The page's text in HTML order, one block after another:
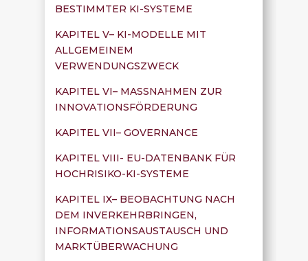
BESTIMMTER KI-SYSTEME
KAPITEL V– KI-MODELLE MIT
ALLGEMEINEM
VERWENDUNGSZWECK
KAPITEL VI– MASSNAHMEN ZUR
INNOVATIONSFÖRDERUNG
KAPITEL VII– GOVERNANCE
KAPITEL VIII- EU-DATENBANK FÜR
HOCHRISIKO-KI-SYSTEME
KAPITEL IX– BEOBACHTUNG NACH
DEM INVERKEHRBRINGEN,
INFORMATIONSAUSTAUSCH UND
MARKTÜBERWACHUNG